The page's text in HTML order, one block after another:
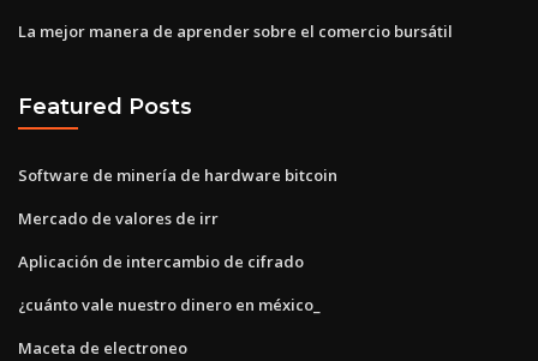
La mejor manera de aprender sobre el comercio bursátil
Featured Posts
Software de minería de hardware bitcoin
Mercado de valores de irr
Aplicación de intercambio de cifrado
¿cuánto vale nuestro dinero en méxico_
Maceta de electroneo